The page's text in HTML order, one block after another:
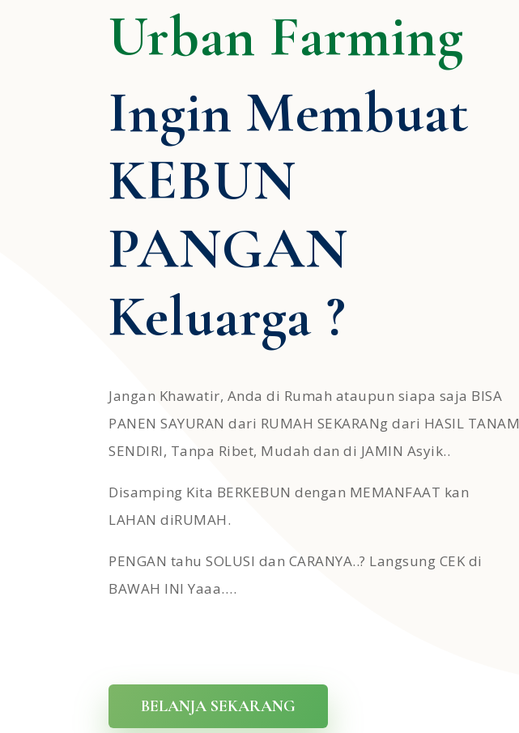
Urban Farming
Ingin Membuat
KEBUN
PANGAN
Keluarga ?
Jangan Khawatir, Anda di Rumah ataupun siapa saja BISA
PANEN SAYURAN dari RUMAH SEKARANg dari HASIL TANAM
SENDIRI, Tanpa Ribet, Mudah dan di JAMIN Asyik..
Disamping Kita BERKEBUN dengan MEMANFAAT kan
LAHAN diRUMAH.
PENGAN tahu SOLUSI dan CARANYA..? Langsung CEK di
BAWAH INI Yaaa….
BELANJA SEKARANG